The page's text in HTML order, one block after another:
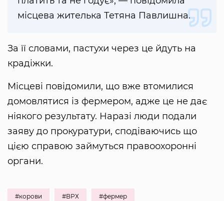
місцева жителька Тетяна Павлишна.
За її словами, пастухи через це йдуть на
крадіжки.
Місцеві повідомили, що вже втомилися
домовлятися із фермером, адже це не дає
ніякого результату. Наразі люди подали
заяву до прокуратури, сподіваючись що
цією справою займуться правоохоронні
органи.
#корови #ВРХ #фермер